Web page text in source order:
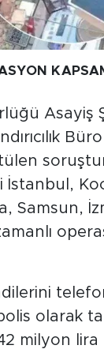
Asayiş
İstanbul,
Samsun,
olarak
milyon lira